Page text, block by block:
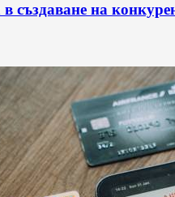
създаване на